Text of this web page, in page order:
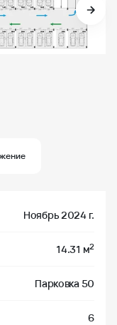
Ноябрь 2024 г.
14.31 м2
Парковка 50
6